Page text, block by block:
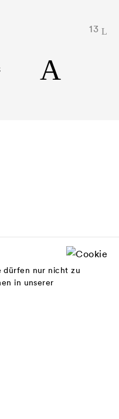
13
dürfen nur nicht zu
in unserer